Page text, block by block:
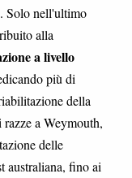
Solo nell'ultimo
alla
a livello
più di
della
a Weymouth,
delle
australiana, fino ai